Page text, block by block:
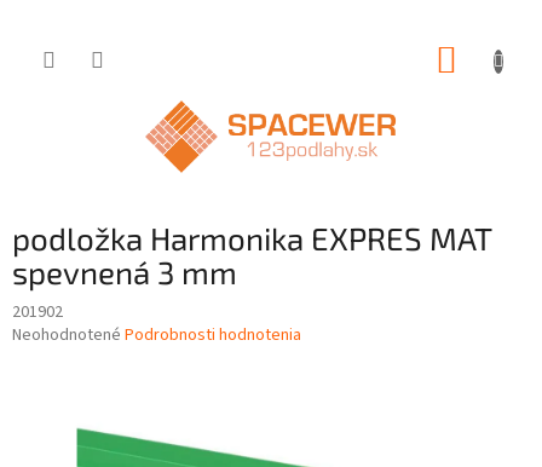
podložka Harmonika EXPRES MAT
spevnená 3 mm
201902
Priemerné
Neohodnotené Podrobnosti hodnotenia